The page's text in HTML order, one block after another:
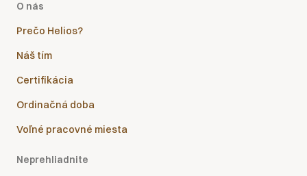
O nás
Prečo Helios?
Náš tím
Certifikácia
Ordinačná doba
Voľné pracovné miesta
Neprehliadnite